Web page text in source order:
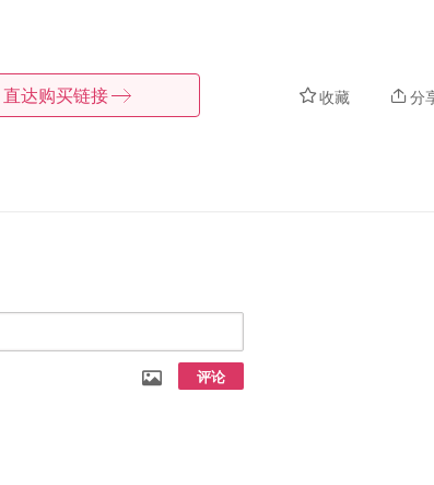
收藏 分
直达购买链接
评论